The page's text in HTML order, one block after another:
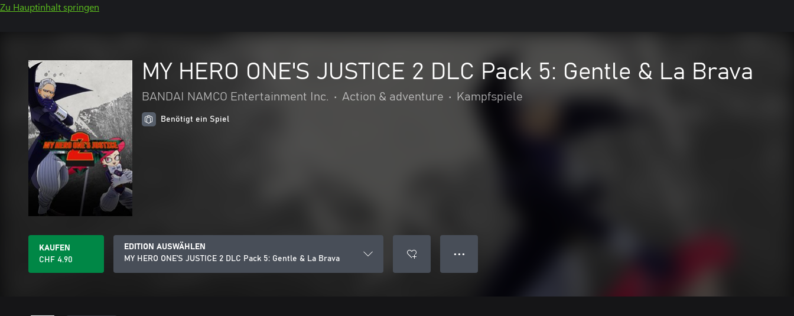
Zu Hauptinhalt springen
MY HERO ONE'S JUSTICE 2 DLC Pack 5: Gentle & La Brava
BANDAI NAMCO Entertainment Inc. • Action & adventure • Kampfspiele
Benötigt ein Spiel
KAUFEN
CHF 4.90
EDITION AUSWÄHLEN
MY HERO ONE'S JUSTICE 2 DLC Pack 5: Gentle & La Brava
● ● ●